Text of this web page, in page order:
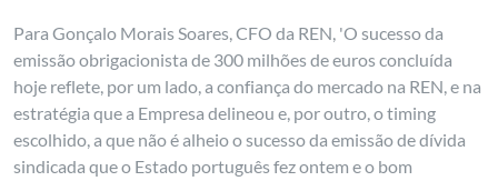
Para Gonçalo Morais Soares, CFO da REN, 'O sucesso da
emissão obrigacionista de 300 milhões de euros concluída
hoje reflete, por um lado, a confiança do mercado na REN, e na
estratégia que a Empresa delineou e, por outro, o timing
escolhido, a que não é alheio o sucesso da emissão de dívida
sindicada que o Estado português fez ontem e o bom